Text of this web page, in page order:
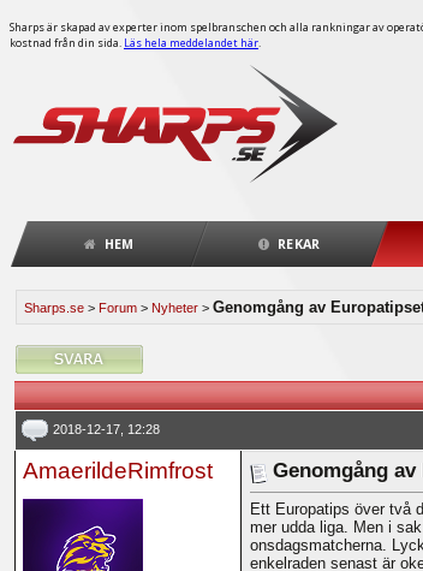
Sharps är skapad av experter inom spelbranschen och alla rankningar av
kostnad från din sida. Läs hela meddelandet här.
HEM REKAR
Sharps.se > Forum > Nyheter > Genomgång av
2018-12-17, 12:28
AmaerildeRimfrost Genomgång
Ett Europatips över två
mer udda liga. Men i
onsdagsmatcherna.
enkelraden senast är